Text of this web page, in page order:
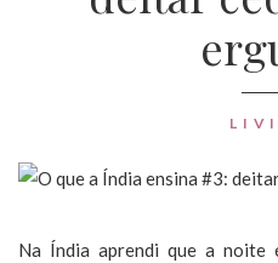
Na Índia aprendi que a